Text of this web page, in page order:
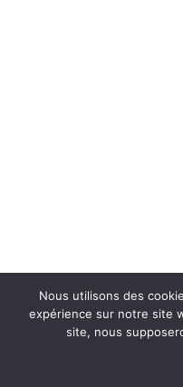
Nous utilisons des
expérience sur notre site
site, nous